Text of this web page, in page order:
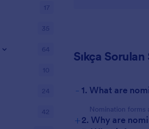
Sıkça
- 1. What are
Nomination forms
+2. Why are
17
35
64
10
24
42